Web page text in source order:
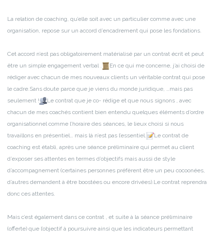
La relation de coaching, qu’elle soit avec un particulier comme avec une
organisation, repose sur un accord d’encadrement qui pose les fondations.
Cet accord n’est pas obligatoirement matérialisé par un contrat écrit et peut
être un simple engagement verbal .
En ce qui me concerne, j’ai choisi de
rédiger avec chacun de mes nouveaux clients un véritable contrat qui pose
le cadre.Sans doute parce que je viens du monde juridique, …mais pas
seulement !
Le contrat que je co- rédige et que nous signons , avec
chacun de mes coachés contient bien entendu quelques éléments d’ordre
organisationnel comme l’horaire des séances, le lieux choisi si nous
travaillons en présentiel… mais là n’est pas l’essentiel.
Le contrat de
coaching est établi, après une séance préliminaire qui permet au client
d’exposer ses attentes en termes d’objectifs mais aussi de style
d’accompagnement (certaines personnes préfèrent être un peu cocoonées,
d’autres demandent à être boostées ou encore drivées).Le contrat reprendra
donc ces attentes.
Mais c’est également dans ce contrat , et suite à la séance préliminaire
(offerte) que l’objectif à poursuivre ainsi que les indicateurs permettant